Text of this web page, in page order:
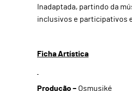
Inadaptada, partindo da
inclusivos e participativos
Ficha Artística
Produção – Osmusiké